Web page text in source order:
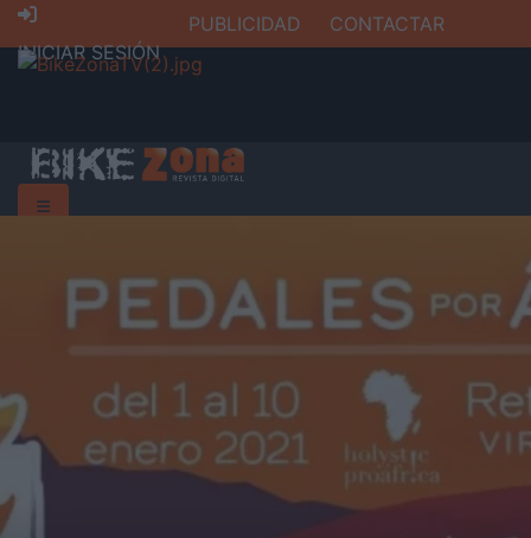
INICIAR SESIÓN
PUBLICIDAD CONTACTAR